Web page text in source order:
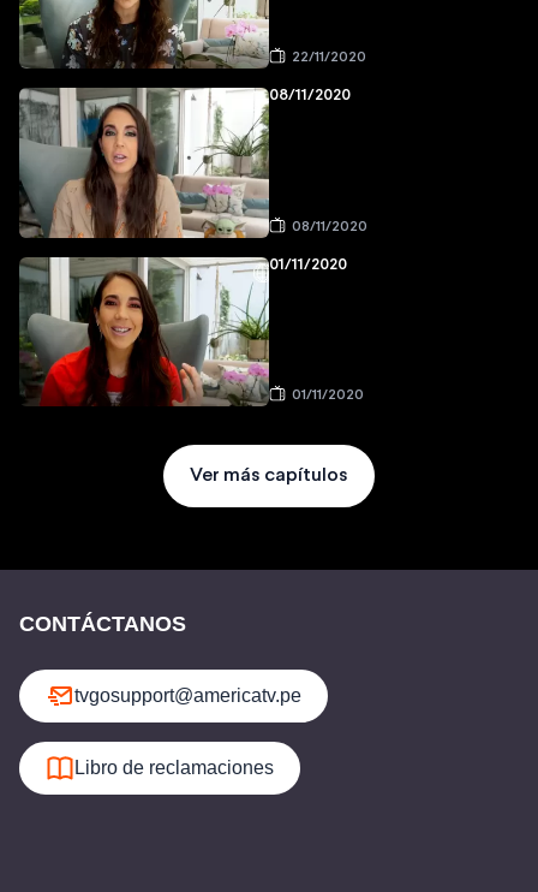
22/11/2020
08/11/2020
08/11/2020
01/11/2020
01/11/2020
Ver más capítulos
CONTÁCTANOS
tvgosupport@americatv.pe
Libro de reclamaciones